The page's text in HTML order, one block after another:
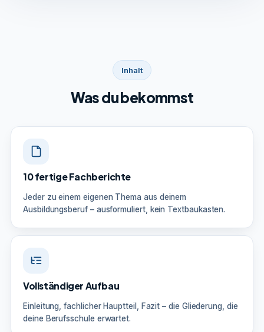
Inhalt
Was du bekommst
10 fertige Fachberichte
Jeder zu einem eigenen Thema aus deinem
Ausbildungsberuf – ausformuliert, kein Textbaukasten.
Vollständiger Aufbau
Einleitung, fachlicher Hauptteil, Fazit – die Gliederung, die
deine Berufsschule erwartet.